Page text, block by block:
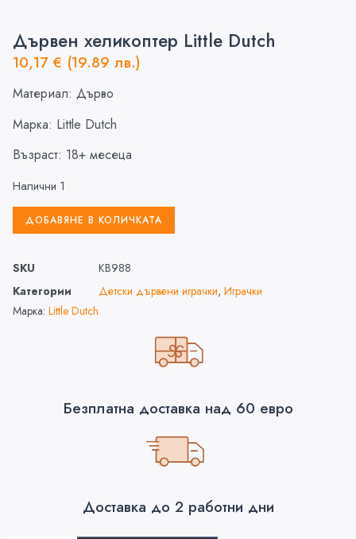
Дървен хеликоптер Little Dutch
10,17 € (19.89 лв.)
Материал: Дърво
Марка: Little Dutch
Възраст: 18+ месеца
Налични 1
ДОБАВЯНЕ В КОЛИЧКАТА
SKU
KB988
Категории
Детски дървени играчки, Играчки
Марка: Little Dutch
Безплатна доставка над 60 евро
Доставка до 2 работни дни